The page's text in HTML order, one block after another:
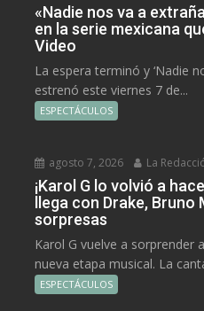
«Nadie nos va a
en la serie mexicana
Video
La espera terminó y ‘Nadie
estrenó este viernes 7 de...
ESPECTÁCULOS
agosto 7, 2026 La
¡Karol G lo volvió a
llega con Drake, Bruno
sorpresas
Karol G vuelve a sorprender
nueva etapa musical. La
ESPECTÁCULOS